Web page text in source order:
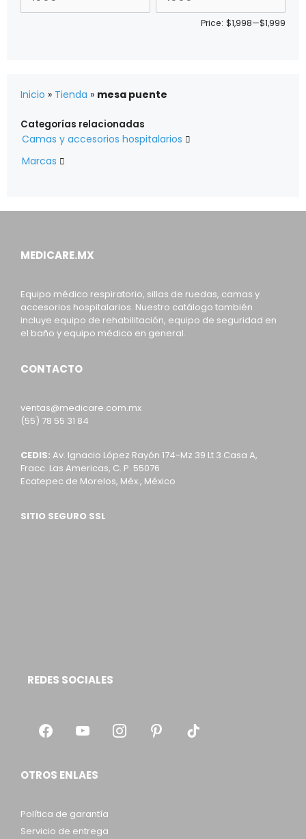
Price: $1,998—$1,999
Inicio » Tienda » mesa puente
Categorías relacionadas
Camas y accesorios hospitalarios 
Marcas 
MEDICARE.MX
Equipo médico respiratorio, sillas de ruedas, camas y
accesorios hospitalarios. Nuestro catálogo también
incluye equipo de rehabilitación, equipo de seguridad en
el baño y equipo médico en general.
CONTACTO
ventas@medicare.com.mx
(55) 78 55 31 84
CEDIS: Av. Ignacio López Rayón 174-Mz 39 Lt 3 Casa A,
Fracc. Las Americas, C. P. 55076
Ecatepec de Morelos, Méx., México
SITIO SEGURO SSL
REDES SOCIALES
OTROS ENLAES
Política de garantía
Servicio de entrega